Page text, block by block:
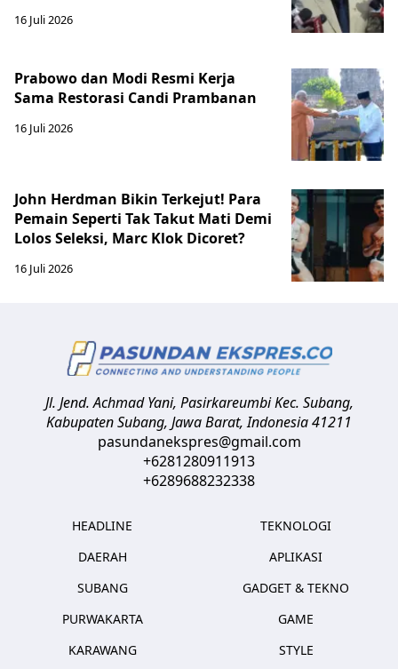
16 Juli 2026
Prabowo dan Modi Resmi Kerja
Sama Restorasi Candi Prambanan
16 Juli 2026
John Herdman Bikin Terkejut! Para
Pemain Seperti Tak Takut Mati Demi
Lolos Seleksi, Marc Klok Dicoret?
16 Juli 2026
Jl. Jend. Achmad Yani, Pasirkareumbi Kec. Subang,
Kabupaten Subang, Jawa Barat,Indonesia41211
pasundanekspres@gmail.com
+6281280911913
+6289688232338
HEADLINE
DAERAH
SUBANG
PURWAKARTA
KARAWANG
TEKNOLOGI
APLIKASI
GADGET & TEKNO
GAME
STYLE